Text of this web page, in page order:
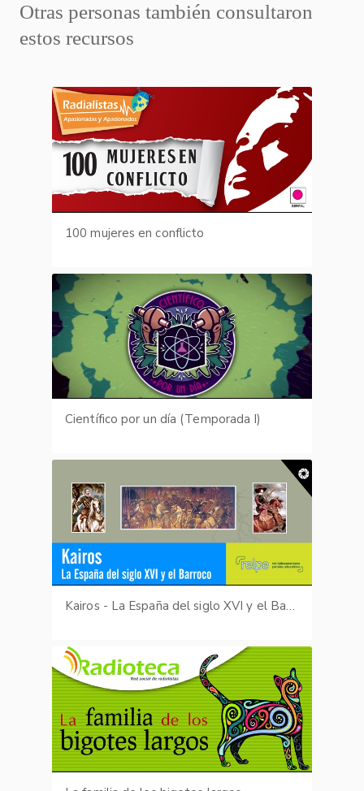
Otras personas también consultaron
estos recursos
100 mujeres en conflicto
Científico por un día (Temporada I)
Kairos - La España del siglo XVI y el Barroco